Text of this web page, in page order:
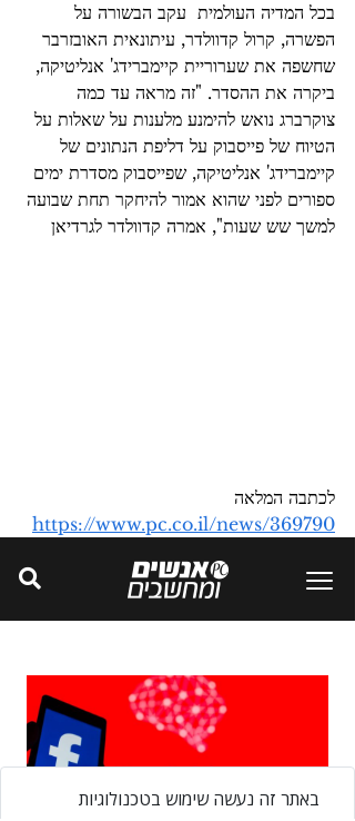
בכל המדיה העולמית  עקב הבשורה על
הפשרה, קרול קדוולדר, עיתונאית האובזרבר
שחשפה את שערוריית קיימברידג' אנליטיקה,
ביקרה את ההסדר. "זה מראה עד כמה
צוקרברג נואש להימנע מלענות על שאלות על
הטיוח של פייסבוק על דליפת הנתונים של
קיימברידג' אנליטיקה, שפייסבוק מסדרת ימים
ספורים לפני שהוא אמור להיחקר תחת שבועה
למשך שש שעות", אמרה קדוולדר לגרדיאן
לכתבה המלאה
https://www.pc.co.il/news/369790